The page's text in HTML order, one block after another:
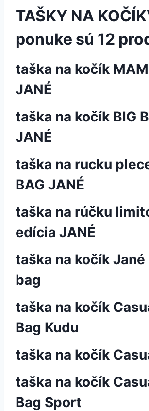
TAŠKY NA KOČÍK
ponuke sú 12
taška na kočík
JANÉ
taška na kočík BIG
JANÉ
taška na rucku
BAG JANÉ
taška na rúčku
edícia JANÉ
taška na kočík Jané
bag
taška na kočík
Bag Kudu
taška na kočík
taška na kočík
Bag Sport